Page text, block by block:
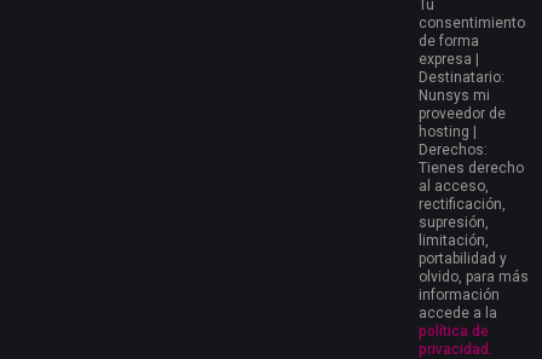
Tu
consentimiento
de forma
expresa |
Destinatario:
Nunsys mi
proveedor de
hosting |
Derechos:
Tienes derecho
al acceso,
rectificación,
supresión,
limitación,
portabilidad y
olvido, para más
información
accede a la
política de
privacidad.